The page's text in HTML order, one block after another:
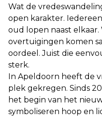
Wat de
open karakter.
oud lopen naast elkaar.
overtuigingen komen
oordeel. Juist die
sterk.
In Apeldoorn heeft de
plek gekregen. Sinds
het begin van het
symboliseren hoop en